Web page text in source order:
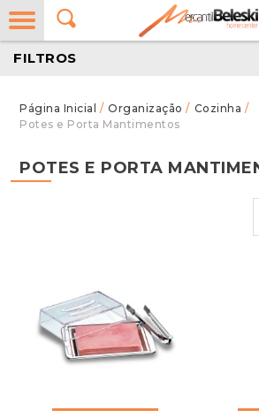
/ Organização / Cozinha /
Potes e Porta Mantimentos
FILTROS
POTES E PORTA